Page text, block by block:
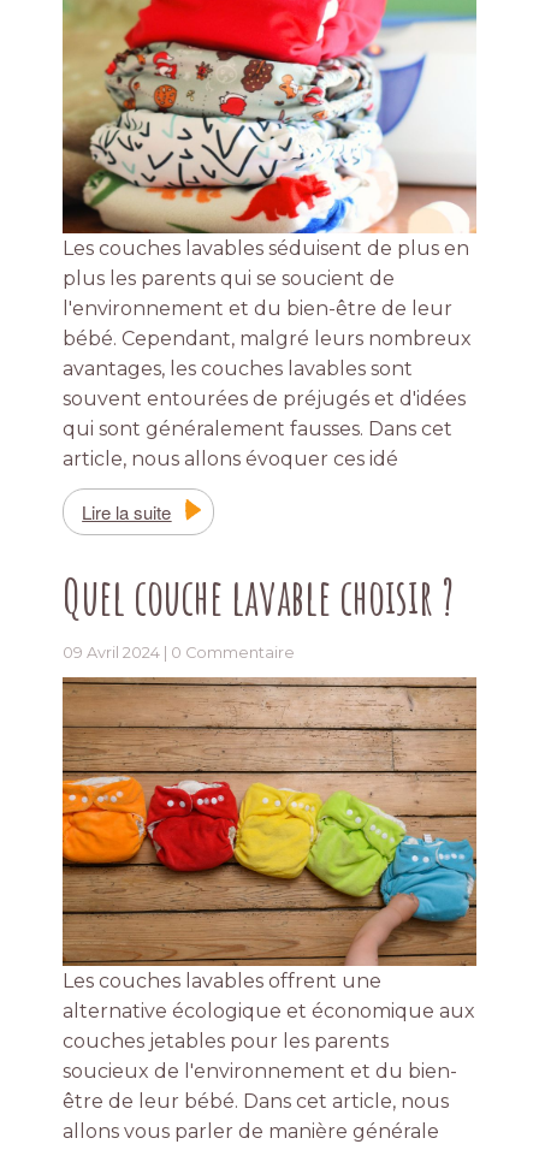
Les couches lavables séduisent de plus en
plus les parents qui se soucient de
l'environnement et du bien-être de leur
bébé. Cependant, malgré leurs nombreux
avantages, les couches lavables sont
souvent entourées de préjugés et d'idées
qui sont généralement fausses. Dans cet
article, nous allons évoquer ces idé
Lire la suite
Quel couche lavable choisir ?
09 Avril 2024 | 0 Commentaire
Les couches lavables offrent une
alternative écologique et économique aux
couches jetables pour les parents
soucieux de l'environnement et du bien-
être de leur bébé. Dans cet article, nous
allons vous parler de manière générale